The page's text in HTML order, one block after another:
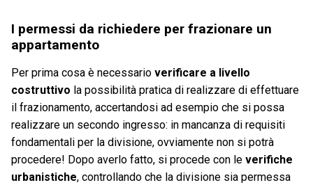
I permessi da richiedere per frazionare un
appartamento
Per prima cosa è necessario verificare a livello
costruttivo la possibilità pratica di realizzare di effettuare
il frazionamento, accertandosi ad esempio che si possa
realizzare un secondo ingresso: in mancanza di requisiti
fondamentali per la divisione, ovviamente non si potrà
procedere! Dopo averlo fatto, si procede con le verifiche
urbanistiche, controllando che la divisione sia permessa